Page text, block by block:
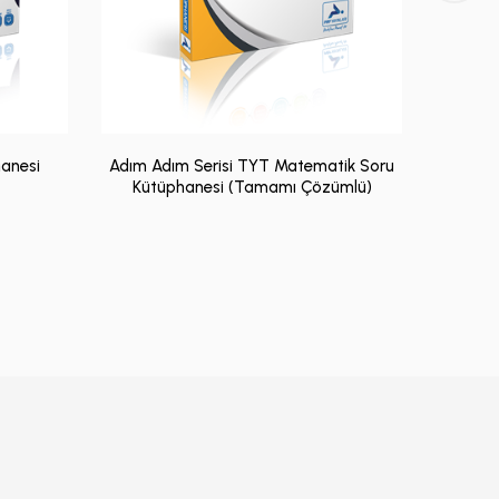
Adım Adım Serisi TYT Matematik Soru
Kütüphanesi (Tamamı Çözümlü)